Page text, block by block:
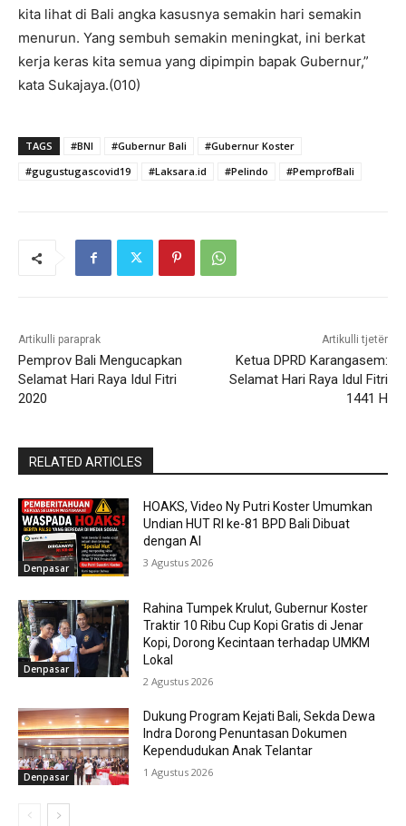
kita lihat di Bali angka kasusnya semakin hari semakin
menurun. Yang sembuh semakin meningkat, ini berkat
kerja keras kita semua yang dipimpin bapak Gubernur,”
kata Sukajaya.(010)
TAGS #BNI #Gubernur Bali
#Gubernur Koster
#gugustugascovid19
#Laksara.id #Pelindo #PemprofBali
Artikulli paraprak
Pemprov Bali Mengucapkan
Selamat Hari Raya Idul Fitri
2020
Artikulli tjetër
Ketua DPRD Karangasem:
Selamat Hari Raya Idul Fitri
1441 H
RELATED ARTICLES
Denpasar
HOAKS, Video Ny Putri Koster Umumkan
Undian HUT RI ke-81 BPD Bali Dibuat
dengan AI
3 Agustus 2026
Denpasar
Rahina Tumpek Krulut, Gubernur Koster
Traktir 10 Ribu Cup Kopi Gratis di Jenar
Kopi, Dorong Kecintaan terhadap UMKM
Lokal
2 Agustus 2026
Denpasar
Dukung Program Kejati Bali, Sekda Dewa
Indra Dorong Penuntasan Dokumen
Kependudukan Anak Telantar
1 Agustus 2026